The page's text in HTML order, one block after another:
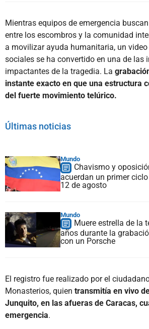
Mientras equipos de emergencia
entre los escombros y la comunidad
a movilizar ayuda humanitaria, un
sociales se ha convertido en una de las
impactantes de la tragedia. La
instante exacto en que una estructura
del fuerte movimiento telúrico.
Últimas noticias
Mundo
Chavismo y
acuerdan un primer
12 de agosto
Mundo
Muere estrella de la
años durante la
con un Porsche
El registro fue realizado por el
Monasterios, quien transmitía en vivo
Junquito, en las afueras de Caracas,
emergencia.